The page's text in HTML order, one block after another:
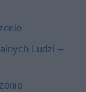
Ludzi –